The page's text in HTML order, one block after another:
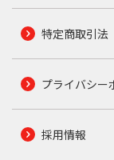
特定商取引法
プライバシー
採用情報